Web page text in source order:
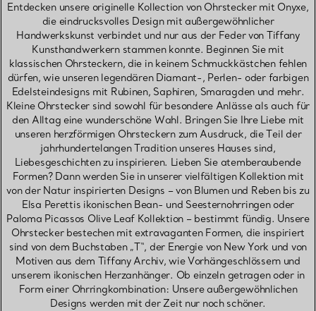
Entdecken unsere originelle Kollection von Ohrstecker mit Onyxe,
die eindrucksvolles Design mit außergewöhnlicher
Handwerkskunst verbindet und nur aus der Feder von Tiffany
Kunsthandwerkern stammen konnte. Beginnen Sie mit
klassischen Ohrsteckern, die in keinem Schmuckkästchen fehlen
dürfen, wie unseren legendären Diamant-, Perlen- oder farbigen
Edelsteindesigns mit Rubinen, Saphiren, Smaragden und mehr.
Kleine Ohrstecker sind sowohl für besondere Anlässe als auch für
den Alltag eine wunderschöne Wahl. Bringen Sie Ihre Liebe mit
unseren herzförmigen Ohrsteckern zum Ausdruck, die Teil der
jahrhundertelangen Tradition unseres Hauses sind,
Liebesgeschichten zu inspirieren. Lieben Sie atemberaubende
Formen? Dann werden Sie in unserer vielfältigen Kollektion mit
von der Natur inspirierten Designs – von Blumen und Reben bis zu
Elsa Perettis ikonischen Bean- und Seesternohrringen oder
Paloma Picassos Olive Leaf Kollektion – bestimmt fündig. Unsere
Ohrstecker bestechen mit extravaganten Formen, die inspiriert
sind von dem Buchstaben „T“, der Energie von New York und von
Motiven aus dem Tiffany Archiv, wie Vorhängeschlössern und
unserem ikonischen Herzanhänger. Ob einzeln getragen oder in
Form einer Ohrringkombination: Unsere außergewöhnlichen
Designs werden mit der Zeit nur noch schöner.